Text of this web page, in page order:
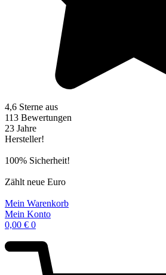
4,6 Sterne aus
113 Bewertungen
23 Jahre
Hersteller!
100% Sicherheit!
Zählt neue Euro
Mein Warenkorb
Mein Konto
0,00 € 0